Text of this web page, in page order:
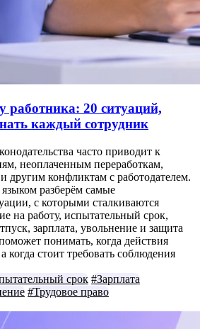
работника: 20 ситуаций,
каждый сотрудник
часто приводит к
неоплаченным переработкам,
другим конфликтам с работодателем.
разберём самые
с которыми сталкиваются
на работу, испытательный срок,
зарплата, увольнение и защита
понимать, когда действия
когда стоит требовать соблюдения
срок #Зарплата
#Трудовое право